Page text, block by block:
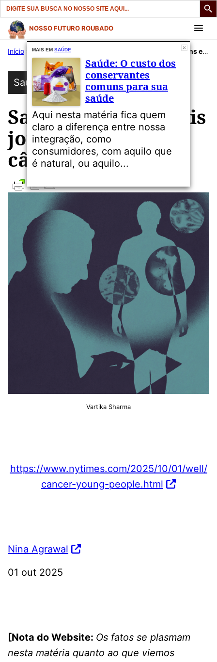
Search
for:
Pular
para
conteúdo
NOSSO FUTURO ROUBADO
Início » Publicações» Saúde: Por que mais jovens estão tendo câncer?
Saúde
Saúde: Por que mais
jovens estão tendo
câncer?
Vartika Sharma
https://www.nytimes.com/2025/10/01/well/
cancer-young-people.html
Nina Agrawal
01 out 2025
[Nota do Website: Os fatos se plasmam
nesta matéria quanto ao que viemos
MAIS EM SAÚDE
Saúde: O custo dos
conservantes
comuns para sua
saúde
Aqui nesta matéria fica quem
claro a diferença entre nossa
integração, como
consumidores, com aquilo que
é natural, ou aquilo...